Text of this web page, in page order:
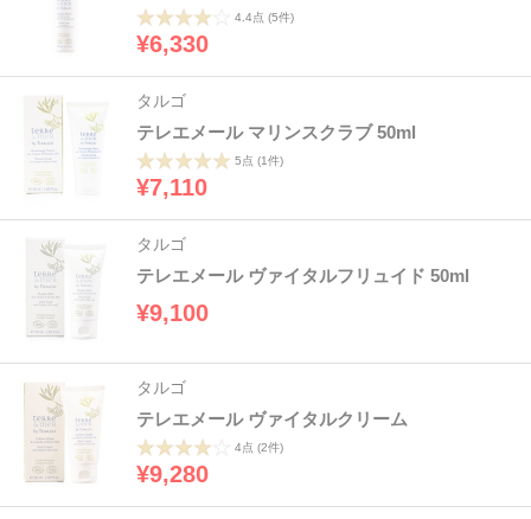
4.4点 (5件)
¥6,330
タルゴ
テレエメール マリンスクラブ 50ml
5点 (1件)
¥7,110
タルゴ
テレエメール ヴァイタルフリュイド 50ml
¥9,100
タルゴ
テレエメール ヴァイタルクリーム
4点 (2件)
¥9,280